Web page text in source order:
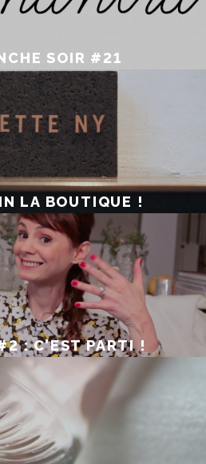
SOIR #21
LA BOUTIQUE !
: C’EST PARTI !